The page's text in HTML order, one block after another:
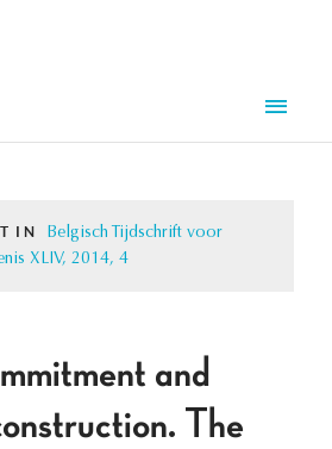
IN
Belgisch Tijdschrift voor
XLIV, 2014, 4
and
The